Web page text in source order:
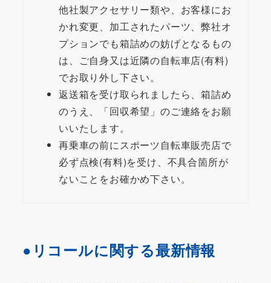
他社製アクセサリー類や、お客様にお
かれ変更、加工されたパーツ、弊社オ
プションでも箱詰めの妨げとなるもの
は、ご自身又は近隣の自転車店(有料)
でお取り外し下さい。
返送箱を受け取られましたら、箱詰め
のうえ、「回収希望」のご連絡をお願
いいたします。
再乗車の前にスポーツ自転車販売店で
必ず点検(有料)を受け、不具合箇所が
ないことをお確かめ下さい。
●リコールに関する最新情報